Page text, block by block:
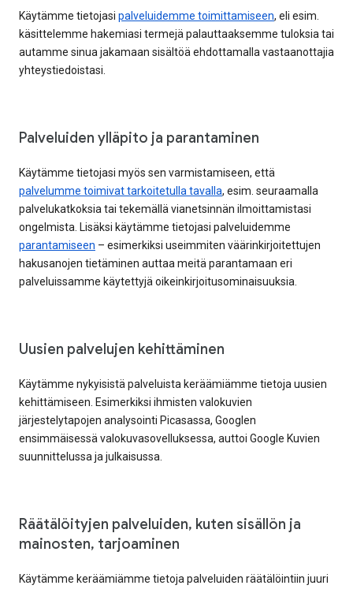
Käytämme tietojasi palveluidemme toimittamiseen, eli esim.
käsittelemme hakemiasi termejä palauttaaksemme tuloksia tai
autamme sinua jakamaan sisältöä ehdottamalla vastaanottajia
yhteystiedoistasi.
Palveluiden ylläpito ja parantaminen
Käytämme tietojasi myös sen varmistamiseen, että
palvelumme toimivat tarkoitetulla tavalla, esim. seuraamalla
palvelukatkoksia tai tekemällä vianetsinnän ilmoittamistasi
ongelmista. Lisäksi käytämme tietojasi palveluidemme
parantamiseen – esimerkiksi useimmiten väärinkirjoitettujen
hakusanojen tietäminen auttaa meitä parantamaan eri
palveluissamme käytettyjä oikeinkirjoitusominaisuuksia.
Uusien palvelujen kehittäminen
Käytämme nykyisistä palveluista keräämiämme tietoja uusien
kehittämiseen. Esimerkiksi ihmisten valokuvien
järjestelytapojen analysointi Picasassa, Googlen
ensimmäisessä valokuvasovelluksessa, auttoi Google Kuvien
suunnittelussa ja julkaisussa.
Räätälöityjen palveluiden, kuten sisällön ja
mainosten, tarjoaminen
Käytämme keräämiämme tietoja palveluiden räätälöintiin juuri